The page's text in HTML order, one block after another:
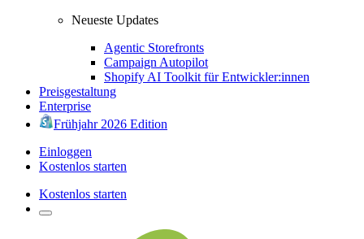
Neueste Updates
Agentic Storefronts
Campaign Autopilot
Shopify AI Toolkit für Entwickler:innen
Preisgestaltung
Enterprise
Frühjahr 2026 Edition
Einloggen
Kostenlos starten
Kostenlos starten